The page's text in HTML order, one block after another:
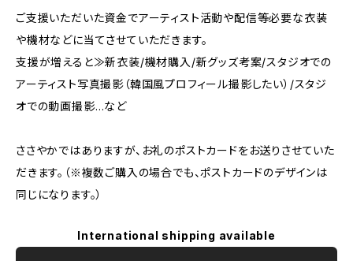
ご支援いただいた資金でアーティスト活動や配信等必要な衣装
や機材などに当てさせていただきます。
支援が増えると≫新衣装/機材購入/新グッズ考案/スタジオでの
アーティスト写真撮影（韓国風プロフィール撮影したい）/スタジ
オでの動画撮影…など
ささやかではありますが、お礼のポストカードをお送りさせていた
だきます。（※複数ご購入の場合でも、ポストカードのデザインは
同じになります。）
International shipping available